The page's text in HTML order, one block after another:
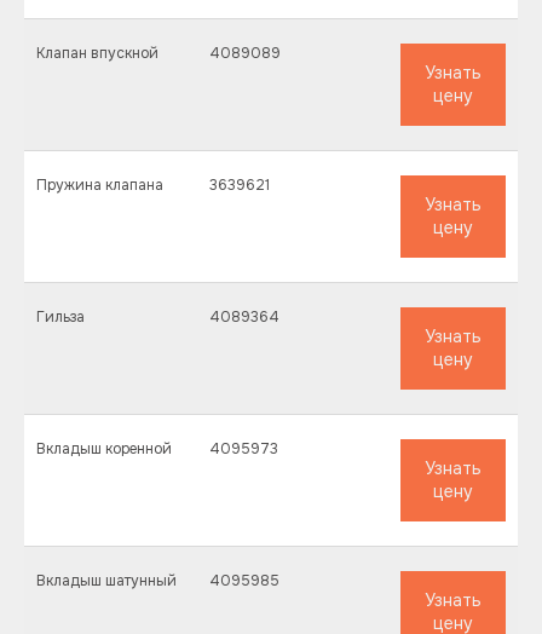
Клапан впускной 4089089
Узнать
цену
Пружина клапана 3639621
Узнать
цену
Гильза 4089364
Узнать
цену
Вкладыш коренной 4095973
Узнать
цену
Вкладыш шатунный 4095985
Узнать
цену